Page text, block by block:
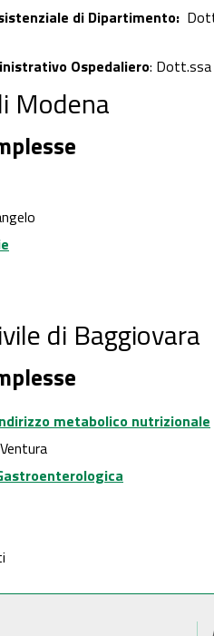
di Dipartimento:
Ospedaliero: Dott.ssa
Modena
di Baggiovara
metabolico nutrizionale